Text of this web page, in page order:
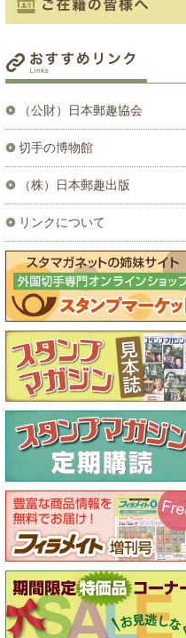
（公財）日本郵趣協会
切手の博物館
（株）日本郵趣出版
リンクについて